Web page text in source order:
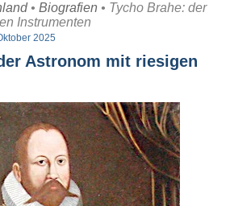
• Biografien • Tycho Brahe: der
Instrumenten
2025
Astronom mit riesigen